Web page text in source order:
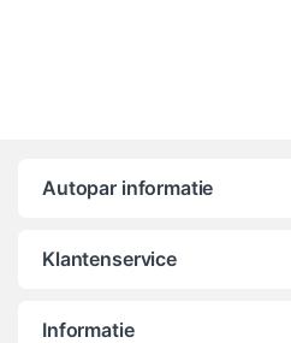
Autopar informatie
Klantenservice
Informatie